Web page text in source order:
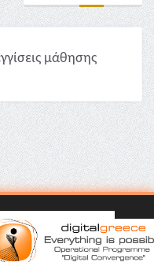
μάθησης